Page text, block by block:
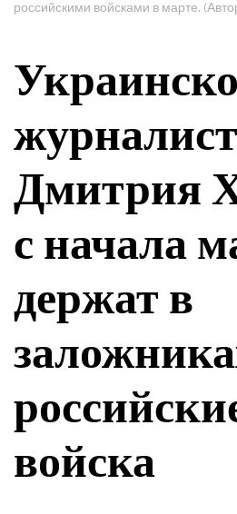
российскими войсками в марте.
Дмитрия
с начала
держат в
войска